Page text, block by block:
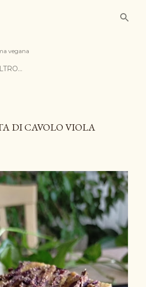
vegana
DI CAVOLO VIOLA